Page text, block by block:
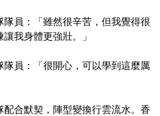
員：「雖然很辛苦，但我覺得很
我身體更強壯。」
員：「很開心，可以學到這麼厲
合默契，陣型變換行雲流水。香